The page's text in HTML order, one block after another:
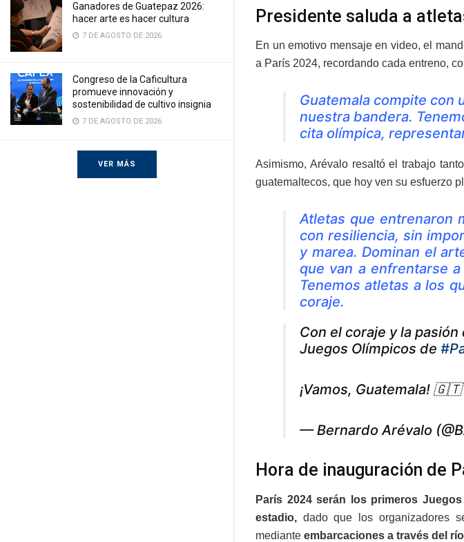
Ganadores de Guatepaz 2026:
hacer arte es hacer cultura
7 DE AGOSTO DE 2026
Congreso de la Caficultura
promueve innovación y
sostenibilidad de cultivo insignia
7 DE AGOSTO DE 2026
VER MÁS
Presidente saluda a
En un emotivo mensaje en video, el
a París 2024, recordando cada entreno,
Guatemala compite con
nuestra bandera.
cita olímpica,
Asimismo, Arévalo resaltó el trabajo
guatemaltecos, que hoy ven su esfuerzo
Atletas que entrenaron
con resiliencia, sin
y marea. Dominan el
que van a enfrentarse
Tenemos atletas a los
coraje.
Con el coraje y la
Juegos Olímpicos de
¡Vamos, Guatemala! 🇬🇹
— Bernardo Arévalo
Hora de inauguración de
París 2024 serán los primeros
estadio, dado que los organizadores
mediante embarcaciones a través del